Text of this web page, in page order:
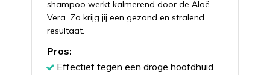
shampoo werkt kalmerend door de Aloë
Vera. Zo krijg jij een gezond en stralend
resultaat.
Pros:
Effectief tegen een droge hoofdhuid